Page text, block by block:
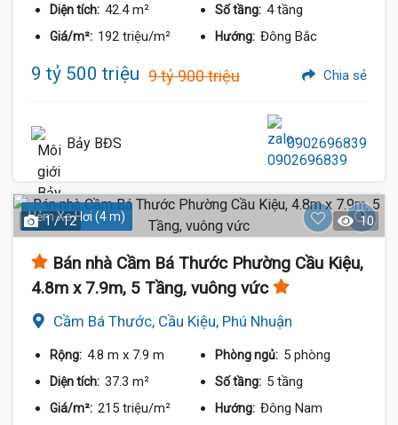
Diện tích: 42.4 m² Số tầng: 4 tầng
Giá/m²: 192 triệu/m² Hướng: Đông Bắc
9 tỷ 500 triệu 9 tỷ 900 triệu Chia sẻ
Bảy BĐS 0902696839
Hẻm Xe Hơi (4 m)
1 / 12 10
Bán nhà Cầm Bá Thước Phường Cầu Kiệu,
4.8m x 7.9m, 5 Tầng, vuông vức
Cầm Bá Thước, Cầu Kiệu, Phú Nhuận
Rộng: 4.8 m x 7.9 m Phòng ngủ: 5 phòng
Diện tích: 37.3 m² Số tầng: 5 tầng
Giá/m²: 215 triệu/m² Hướng: Đông Nam